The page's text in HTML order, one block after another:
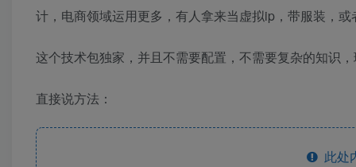
计，电商领域运用更多，有人拿来当虚拟ip，带服装，
这个技术包独家，并且不需要配置，不需要复杂的知识
直接说方法：
此处